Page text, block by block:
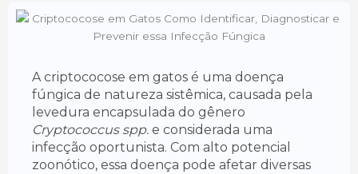
A criptococose em gatos é uma doença
fúngica de natureza sistêmica, causada pela
levedura encapsulada do gênero
Cryptococcus spp. e considerada uma
infecção oportunista. Com alto potencial
zoonótico, essa doença pode afetar diversas